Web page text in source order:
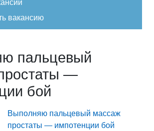
вакансию
пальцевый
—
бой
Выполняю пальцевый массаж
простаты — импотенции бой